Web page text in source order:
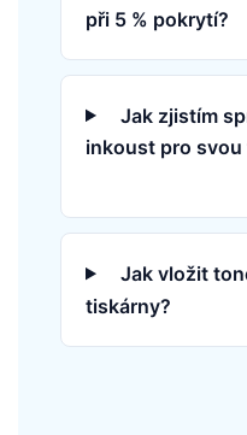
při 5 % pokrytí?
Jak zjistím
inkoust pro svou
Jak vložit
tiskárny?